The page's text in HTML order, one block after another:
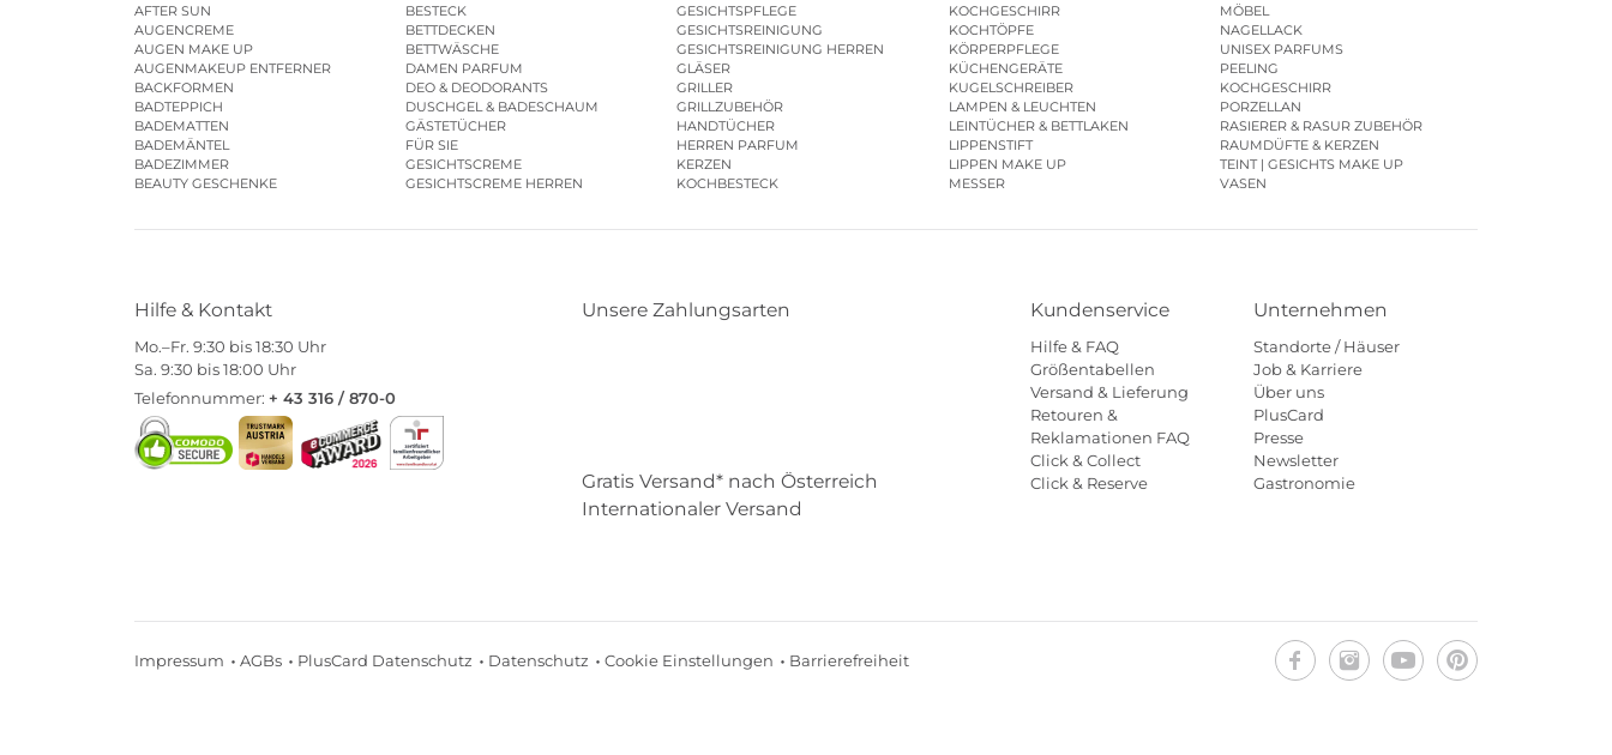
AFTER SUN
AUGENCREME
AUGEN MAKE UP
AUGENMAKEUP ENTFERNER
BACKFORMEN
BADTEPPICH
BADEMATTEN
BADEMÄNTEL
BADEZIMMER
BEAUTY GESCHENKE
BESTECK
BETTDECKEN
BETTWÄSCHE
DAMEN PARFUM
DEO & DEODORANTS
DUSCHGEL & BADESCHAUM
GÄSTETÜCHER
FÜR SIE
GESICHTSCREME
GESICHTSCREME HERREN
GESICHTSPFLEGE
GESICHTSREINIGUNG
GESICHTSREINIGUNG HERREN
GLÄSER
GRILLER
GRILLZUBEHÖR
HANDTÜCHER
HERREN PARFUM
KERZEN
KOCHBESTECK
KOCHGESCHIRR
KOCHTÖPFE
KÖRPERPFLEGE
KÜCHENGERÄTE
KUGELSCHREIBER
LAMPEN & LEUCHTEN
LEINTÜCHER & BETTLAKEN
LIPPENSTIFT
LIPPEN MAKE UP
MESSER
MÖBEL
NAGELLACK
UNISEX PARFUMS
PEELING
KOCHGESCHIRR
PORZELLAN
RASIERER & RASUR ZUBEHÖR
RAUMDÜFTE & KERZEN
TEINT | GESICHTS MAKE UP
VASEN
Hilfe & Kontakt
Mo.–Fr. 9:30 bis 18:30 Uhr
Sa. 9:30 bis 18:00 Uhr
Telefonnummer: + 43 316 / 870-0
Kundenservice
Hilfe & FAQ
Größentabellen
Versand & Lieferung
Retouren &
Reklamationen FAQ
Click & Collect
Click & Reserve
Unternehmen
Standorte / Häuser
Job & Karriere
Über uns
PlusCard
Presse
Newsletter
Gastronomie
Unsere Zahlungsarten
Gratis Versand* nach Österreich
Internationaler Versand
Impressum AGBs PlusCard Datenschutz Datenschutz Cookie Einstellungen Barrierefreiheit